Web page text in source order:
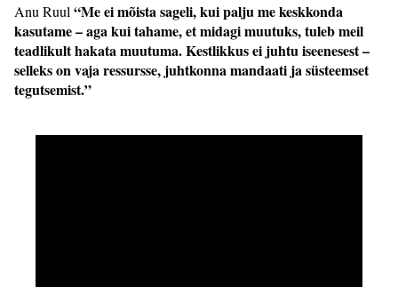
Anu Ruul “Me ei mõista sageli, kui palju me keskkonda
kasutame – aga kui tahame, et midagi muutuks, tuleb meil
teadlikult hakata muutuma. Kestlikkus ei juhtu iseenesest –
selleks on vaja ressursse, juhtkonna mandaati ja süsteemset
tegutsemist.”